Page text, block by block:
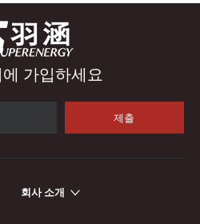
가입하세요
제출
회사 소개